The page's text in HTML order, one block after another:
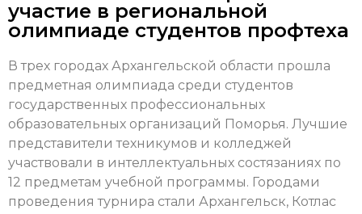
участие в региональной
олимпиаде студентов профтеха
В трех городах Архангельской области прошла
предметная олимпиада среди студентов
государственных профессиональных
образовательных организаций Поморья. Лучшие
представители техникумов и колледжей
участвовали в интеллектуальных состязаниях по
12 предметам учебной программы. Городами
проведения турнира стали Архангельск, Котлас